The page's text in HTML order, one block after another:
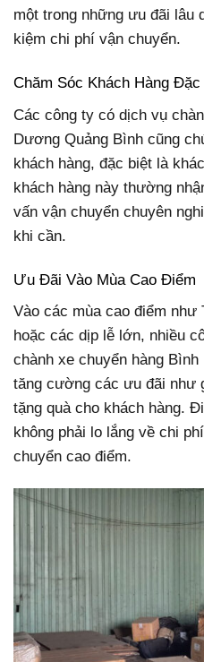
một trong những ưu đãi lâu
kiệm chi phí vận chuyển.
Chăm Sóc Khách Hàng Đặc
Các công ty có dịch vụ
Dương Quảng Bình cũng
khách hàng, đặc biệt là
khách hàng này thường
vấn vận chuyển chuyên
khi cần.
Ưu Đãi Vào Mùa Cao Điểm
Vào các mùa cao điểm như
hoặc các dịp lễ lớn, nhiều
chành xe chuyển hàng
tăng cường các ưu đãi như
tặng quà cho khách hàng.
không phải lo lắng về chi
chuyển cao điểm.